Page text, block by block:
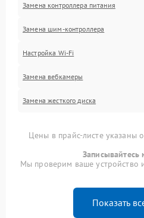
Замена контроллера питания
Замена шим-контроллера
Настройка Wi-Fi
Замена вебкамеры
Замена жесткого диска
Цены в прайс-листе указаны
Записывайтесь
Мы проверим ваше устройство
Показать